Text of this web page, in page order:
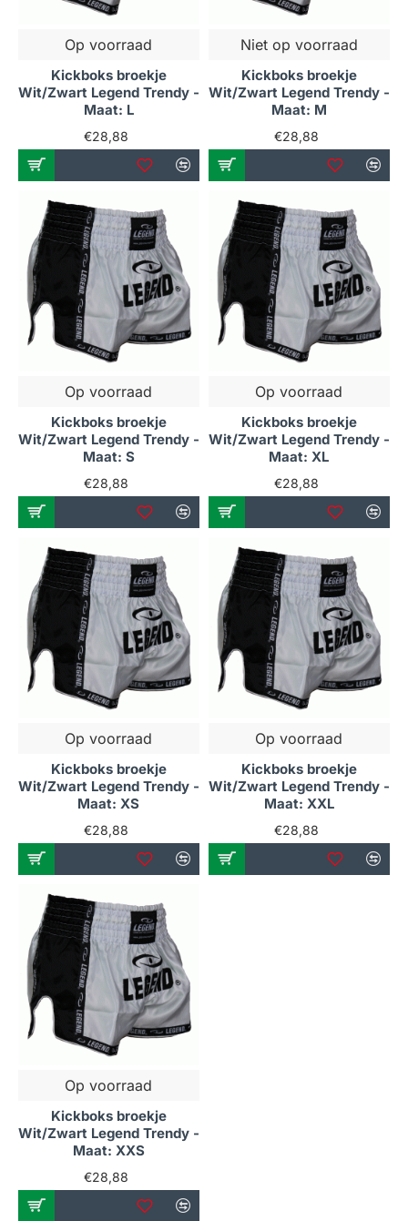
Op voorraad
Kickboks broekje
Wit/Zwart Legend Trendy -
Maat: L
€28,88
Niet op voorraad
Kickboks broekje
Wit/Zwart Legend Trendy -
Maat: M
€28,88
Op voorraad
Kickboks broekje
Wit/Zwart Legend Trendy -
Maat: S
€28,88
Op voorraad
Kickboks broekje
Wit/Zwart Legend Trendy -
Maat: XL
€28,88
Op voorraad
Kickboks broekje
Wit/Zwart Legend Trendy -
Maat: XS
€28,88
Op voorraad
Kickboks broekje
Wit/Zwart Legend Trendy -
Maat: XXL
€28,88
Op voorraad
Kickboks broekje
Wit/Zwart Legend Trendy -
Maat: XXS
€28,88